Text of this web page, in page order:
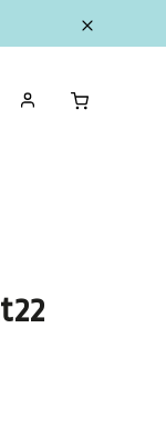
FIGURKY